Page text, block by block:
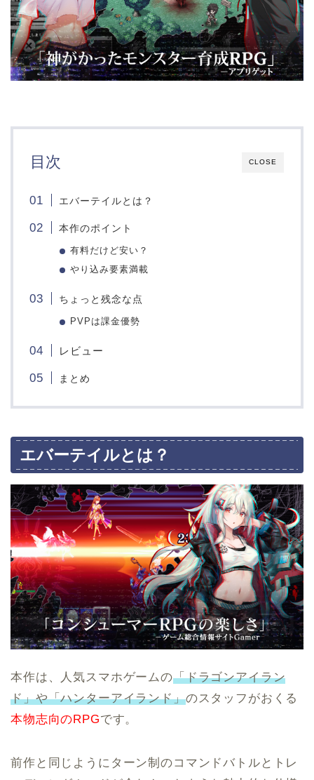
CLOSE
目次
エバーテイルとは？
本作のポイント
有料だけど安い？
やり込み要素満載
ちょっと残念な点
PVPは課金優勢
レビュー
まとめ
エバーテイルとは？
本作は、人気スマホゲームの「ドラゴンアイラン
ド」や「ハンターアイランド」のスタッフがおくる
本物志向のRPGです。
前作と同じようにターン制のコマンドバトルとトレ